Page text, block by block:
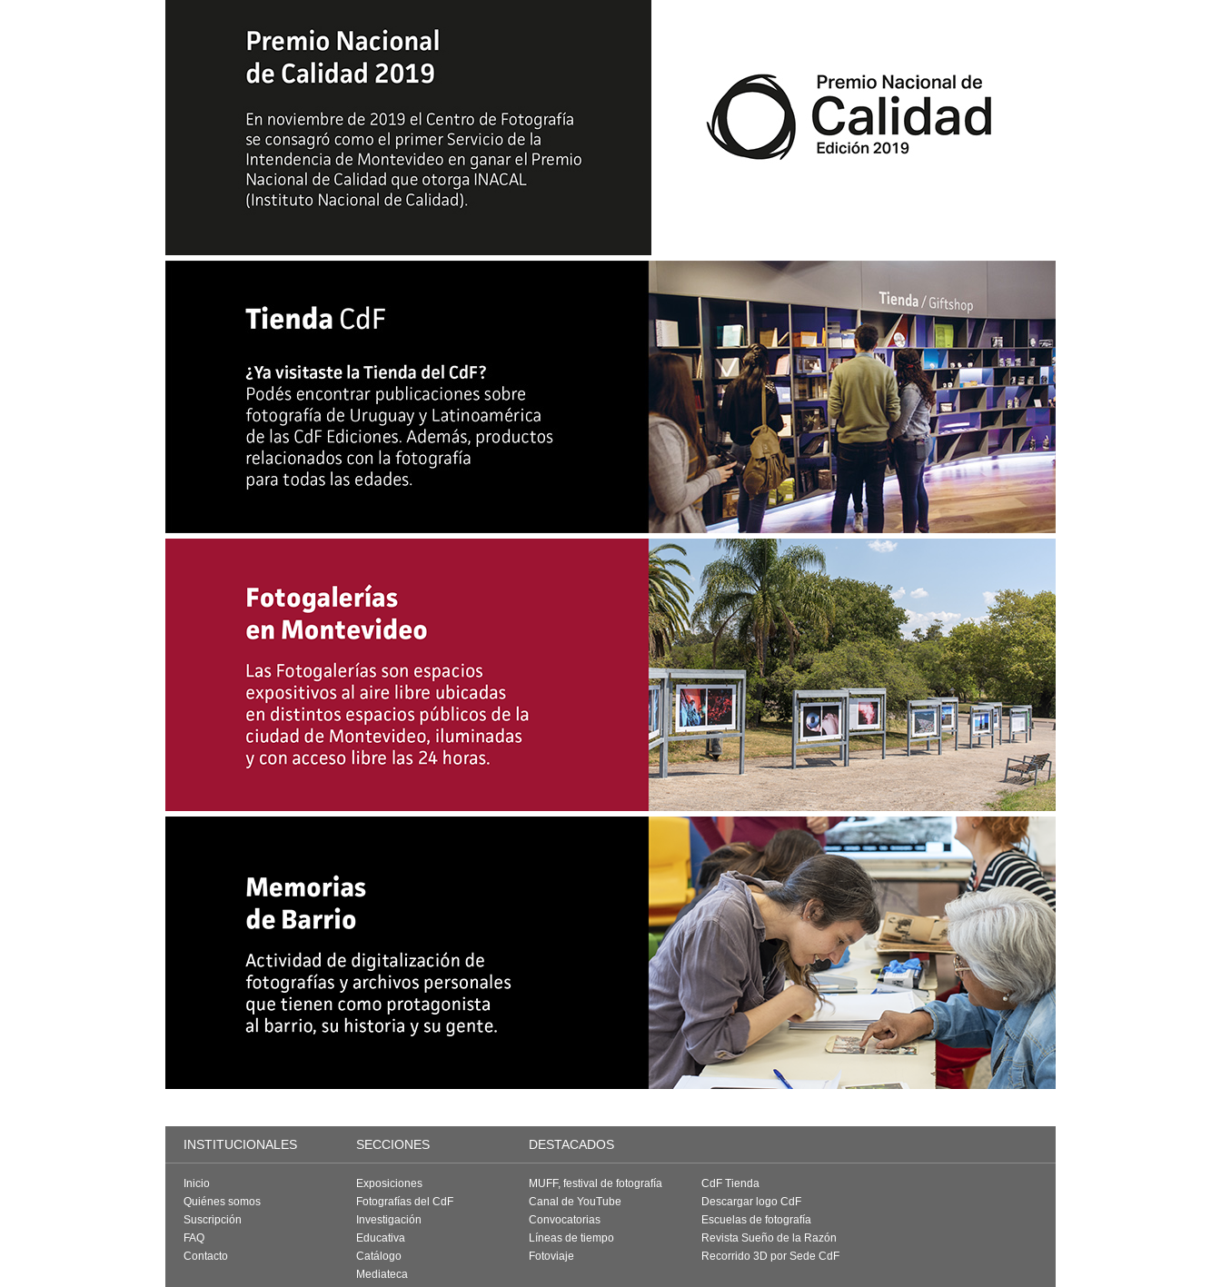
INSTITUCIONALES SECCIONES DESTACADOS
Inicio
Quiénes somos
Suscripción
FAQ
Contacto
Exposiciones
Fotografías del CdF
Investigación
Educativa
Catálogo
Mediateca
MUFF, festival de fotografía
Canal de YouTube
Convocatorias
Líneas de tiempo
Fotoviaje
CdF Tienda
Descargar logo CdF
Escuelas de fotografía
Revista Sueño de la Razón
Recorrido 3D por Sede CdF